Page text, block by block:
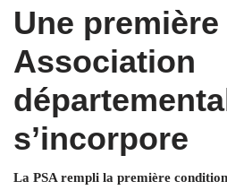
Une première
Association
s’incorpore
La PSA rempli la première